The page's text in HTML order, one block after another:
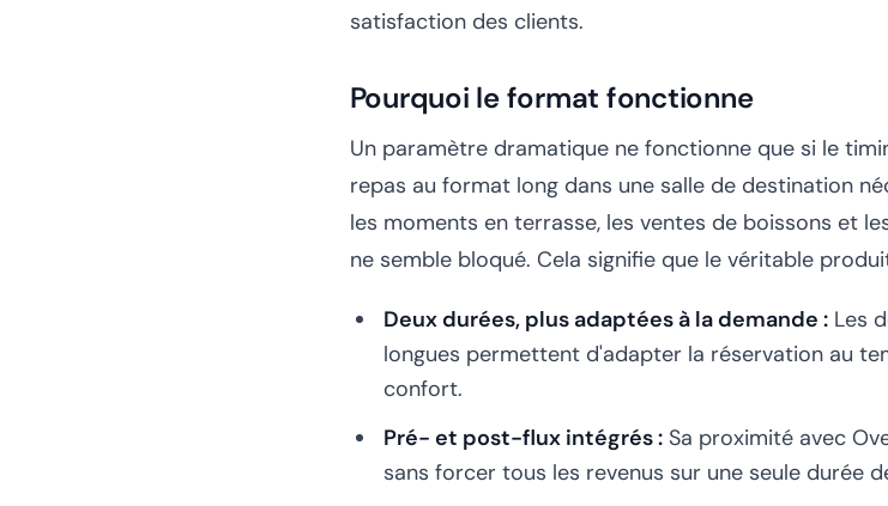
satisfaction des clients.
Pourquoi le format fonctionne
Un paramètre dramatique ne fonctionne que si le
repas au format long dans une salle de destination
les moments en terrasse, les ventes de boissons et
ne semble bloqué. Cela signifie que le véritable
Deux durées, plus adaptées à la demande :Les
longues permettent d'adapter la réservation au
confort.
Pré- et post-flux intégrés :Sa proximité avec
sans forcer tous les revenus sur une seule durée